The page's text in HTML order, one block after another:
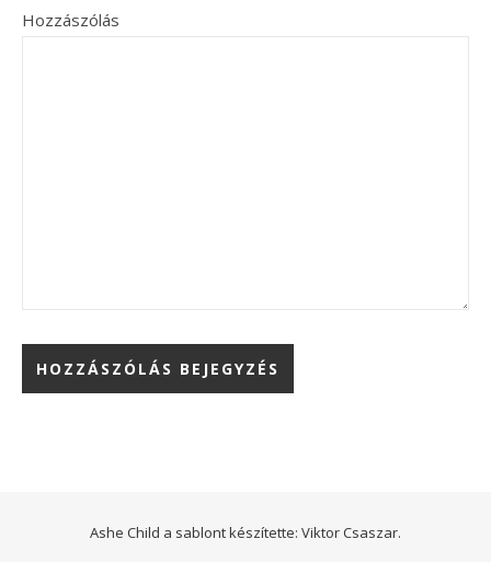
Hozzászólás
Ashe Child a sablont készítette: Viktor Csaszar.